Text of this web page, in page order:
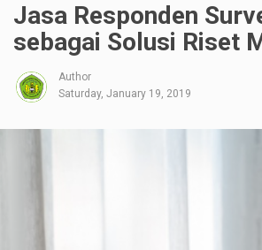
Jasa Responden
sebagai Solusi Riset
Author
Saturday, January 19, 2019